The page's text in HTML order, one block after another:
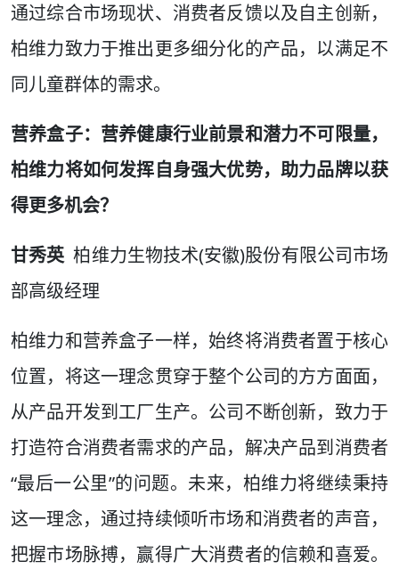
通过综合市场现状、消费者反馈以及自主创新，
柏维力致力于推出更多细分化的产品，以满足不
同儿童群体的需求。
营养盒子：营养健康行业前景和潜力不可限量，
柏维力将如何发挥自身强大优势，助力品牌以获
得更多机会？
甘秀英柏维力生物技术(安徽)股份有限公司市场
部高级经理
柏维力和营养盒子一样，始终将消费者置于核心
位置，将这一理念贯穿于整个公司的方方面面，
从产品开发到工厂生产。公司不断创新，致力于
打造符合消费者需求的产品，解决产品到消费者
“最后一公里”的问题。未来，柏维力将继续秉持
这一理念，通过持续倾听市场和消费者的声音，
把握市场脉搏，赢得广大消费者的信赖和喜爱。